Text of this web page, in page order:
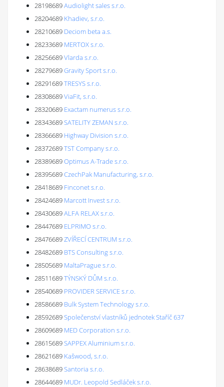
28198689Audiolight sales s.r.o.
28204689 Khadiev, s.r.o.
28210689 Deciom beta a.s.
28233689 MERTOX s.r.o.
28256689Vlarda s.r.o.
28279689Gravity Sport s.r.o.
28291689TRESYS s.r.o.
28308689ViaFit, s.r.o.
28320689 Exactam numerus s.r.o.
28343689SATELITY ZEMAN s.r.o.
28366689 Highway Division s.r.o.
28372689TST Company s.r.o.
28389689Optimus A-Trade s.r.o.
28395689CzechPak Manufacturing, s.r.o.
28418689 Finconet s.r.o.
28424689 Marcott Invest s.r.o.
28430689ALFA RELAX s.r.o.
28447689 ELPRIMO s.r.o.
28476689ZVÍŘECÍ CENTRUM s.r.o.
28482689 BTS Consulting s.r.o.
28505689 MaltaPrague s.r.o.
28511689TÝNSKÝ DŮM s.r.o.
28540689 PROVIDER SERVICE s.r.o.
28586689 Bulk System Technology s.r.o.
28592689Společenství vlastníků jednotek Staříč 637
28609689 MED Corporation s.r.o.
28615689SAPPEX Aluminium s.r.o.
28621689 Kašwood, s.r.o.
28638689Santoria s.r.o.
28644689 MUDr. Leopold Sedláček s.r.o.